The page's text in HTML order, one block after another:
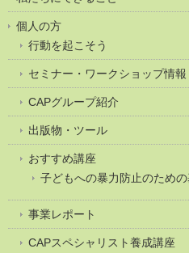
個人の方
行動を起こそう
セミナー・ワークショップ情報
CAPグループ紹介
出版物・ツール
おすすめ講座
子どもへの暴力防止のため
事業レポート
CAPスペシャリスト養成講座